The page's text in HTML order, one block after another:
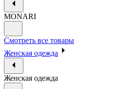
MONARI
Смотреть все товары
Женская одежда
Женская одежда